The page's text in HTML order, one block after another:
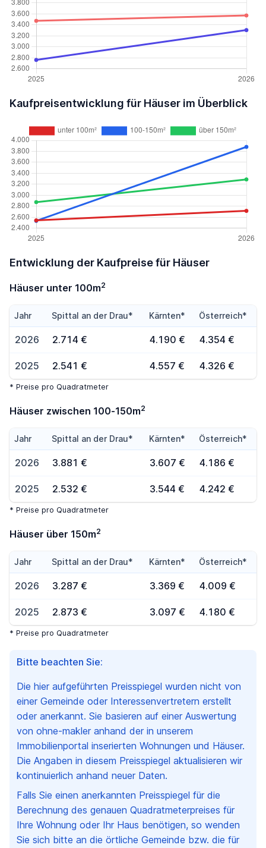
Bitte beachten Sie:
Die hier aufgeführten Preisspiegel wurden nicht von
einer Gemeinde oder Interessenvertretern erstellt
oder anerkannt. Sie basieren auf einer Auswertung
von ohne-makler anhand der in unserem
Immobilienportal inserierten Wohnungen und Häuser.
Die Angaben in diesem Preisspiegel aktualisieren wir
kontinuierlich anhand neuer Daten.
Falls Sie einen anerkannten Preisspiegel für die
Berechnung des genauen Quadratmeterpreises für
Ihre Wohnung oder Ihr Haus benötigen, so wenden
Sie sich bitte an die örtliche Gemeinde bzw. die für
Kaufpreisentwicklung für Häuser im Überblick
Entwicklung der Kaufpreise für Häuser
Häuser unter 100m2
Jahr Spittal an der Drau* Kärnten* Österreich*
2026 2.714 € 4.190 € 4.354 €
2025 2.541 € 4.557 € 4.326 €
* Preise pro Quadratmeter
Häuser zwischen 100-150m2
Jahr Spittal an der Drau* Kärnten* Österreich*
2026 3.881 € 3.607 € 4.186 €
2025 2.532 € 3.544 € 4.242 €
* Preise pro Quadratmeter
Häuser über 150m2
Jahr Spittal an der Drau* Kärnten* Österreich*
2026 3.287 € 3.369 € 4.009 €
2025 2.873 € 3.097 € 4.180 €
* Preise pro Quadratmeter